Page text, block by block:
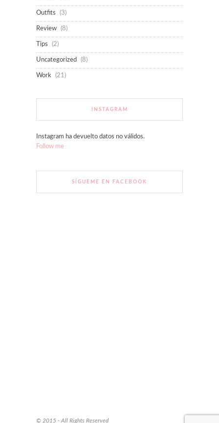
Outfits (3)
Review (8)
Tips (2)
Uncategorized (8)
Work (21)
INSTAGRAM
Instagram ha devuelto datos no válidos.
Follow me
SÍGUEME EN FACEBOOK
© 2015 - All Rights Reserved